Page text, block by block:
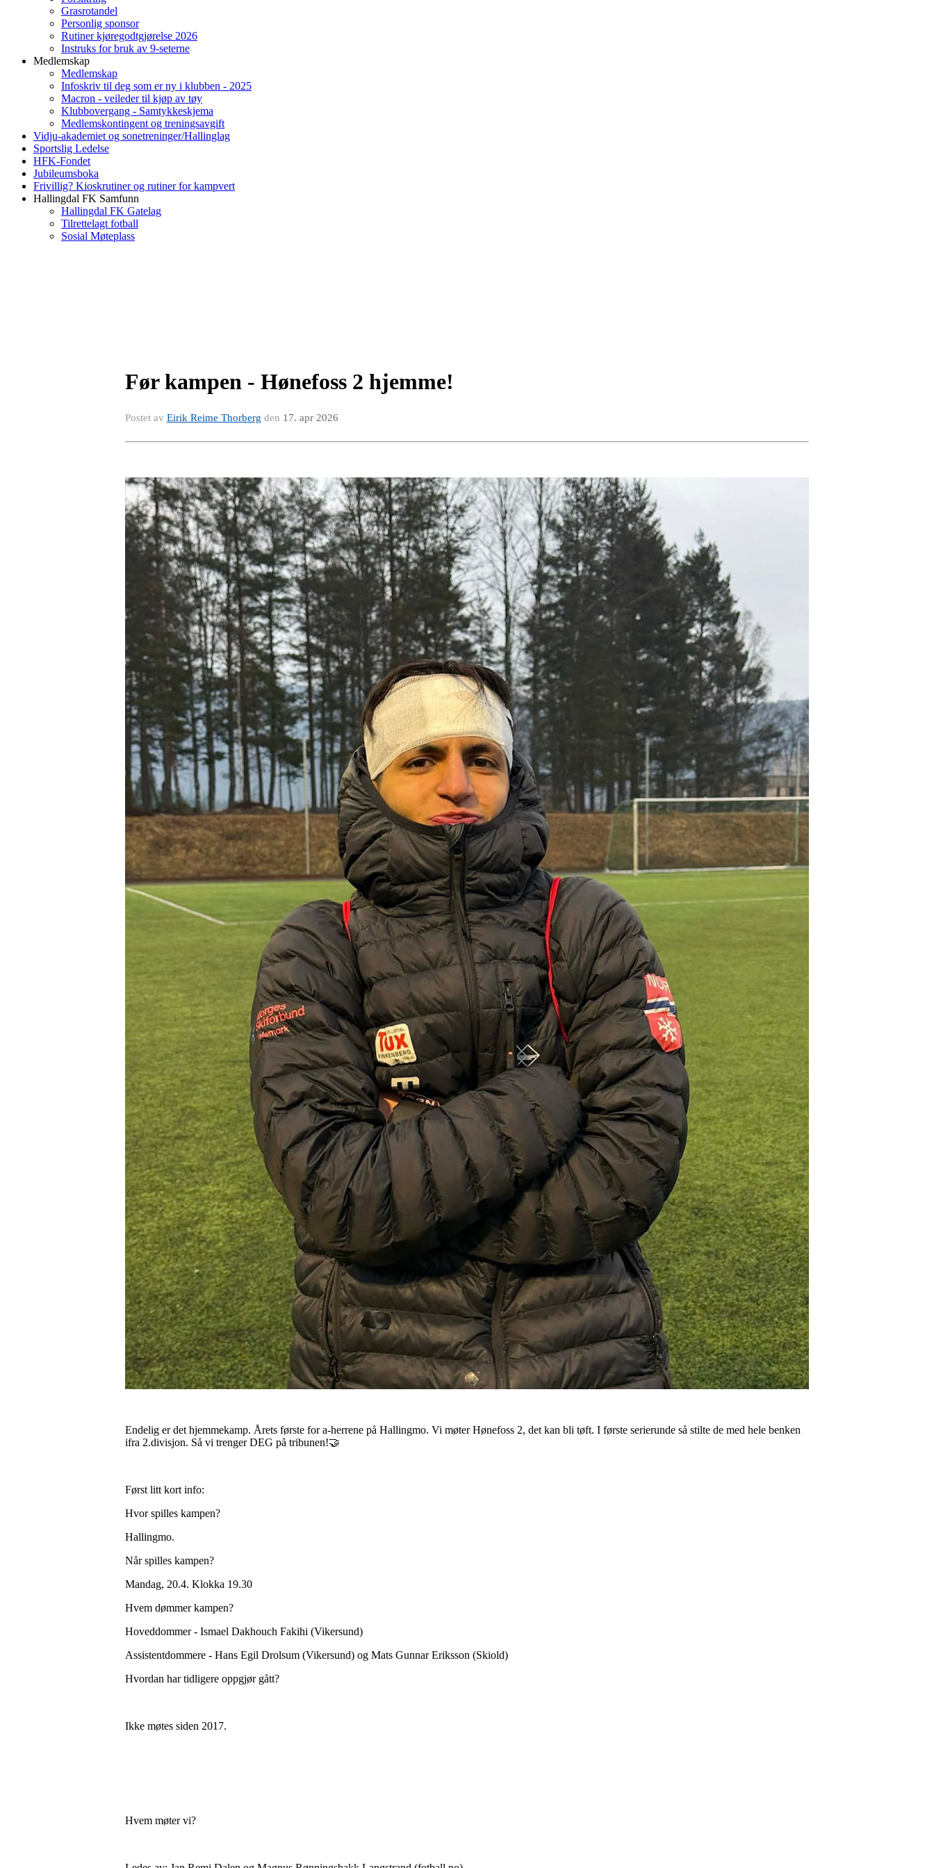
Grasrotandel
Personlig sponsor
Rutiner kjøregodtgjørelse 2026
Instruks for bruk av 9-seterne
Medlemskap
Medlemskap
Infoskriv til deg som er ny i klubben - 2025
Macron - veileder til kjøp av tøy
Klubbovergang - Samtykkeskjema
Medlemskontingent og treningsavgift
Vidju-akademiet og sonetreninger/Hallinglag
Sportslig Ledelse
HFK-Fondet
Jubileumsboka
Frivillig? Kioskrutiner og rutiner for kampvert
Hallingdal FK Samfunn
Hallingdal FK Gatelag
Tilrettelagt fotball
Sosial Møteplass
Før kampen - Hønefoss 2 hjemme!
Postet av Eirik Reime Thorberg den 17. apr 2026
Endelig er det hjemmekamp. Årets første for a-herrene på Hallingmo. Vi møter Hønefoss 2, det kan bli tøft. I første serierunde så stilte de med hele benken
ifra 2.divisjon. Så vi trenger DEG på tribunen!🤝
Først litt kort info:
Hvor spilles kampen?
Hallingmo.
Når spilles kampen?
Mandag, 20.4. Klokka 19.30
Hvem dømmer kampen?
Hoveddommer - Ismael Dakhouch Fakihi (Vikersund)
Assistentdommere - Hans Egil Drolsum (Vikersund) og Mats Gunnar Eriksson (Skiold)
Hvordan har tidligere oppgjør gått?
Ikke møtes siden 2017.
Hvem møter vi?